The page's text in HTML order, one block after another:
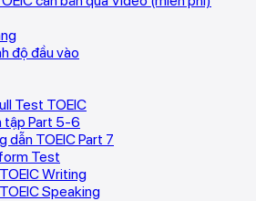
độ đầu vào
Test TOEIC
tập Part 5-6
dẫn TOEIC Part 7
Test
Writing
Speaking